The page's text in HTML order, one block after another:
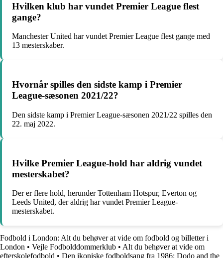
Hvilken klub har vundet Premier League flest
gange?
Manchester United har vundet Premier League flest gange med
13 mesterskaber.
Hvornår spilles den sidste kamp i Premier
League-sæsonen 2021/22?
Den sidste kamp i Premier League-sæsonen 2021/22 spilles den
22. maj 2022.
Hvilke Premier League-hold har aldrig vundet
mesterskabet?
Der er flere hold, herunder Tottenham Hotspur, Everton og
Leeds United, der aldrig har vundet Premier League-
mesterskabet.
Fodbold i London: Alt du behøver at vide om fodbold og billetter i
London • Vejle Fodbolddommerklub • Alt du behøver at vide om
efterskolefodbold • Den ikoniske fodboldsang fra 1986: Dodo and the